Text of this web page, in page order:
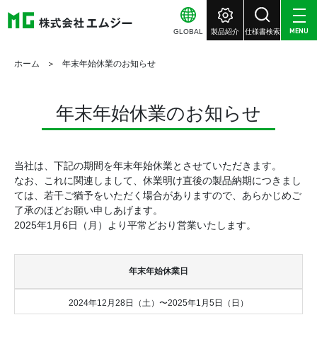
GLOBAL 製品紹介 仕様書検索 MENU
ホーム 年末年始休業のお知らせ
年末年始休業のお知らせ
当社は、下記の期間を年末年始休業とさせていただきます。
なお、これに関連しまして、休業明け直後の製品納期につきまし
ては、若干ご猶予をいただく場合がありますので、あらかじめご
了承のほどお願い申しあげます。
2025年1月6日（月）より平常どおり営業いたします。
年末年始休業日
2024年12月28日（土）〜2025年1月5日（日）